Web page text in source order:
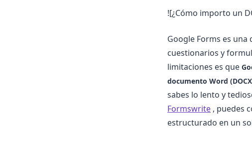
![¿Cómo importo un
Google Forms es
cuestionarios y
limitaciones es que
documento Word
sabes lo lento y
Formswrite , puedes
estructurado en un